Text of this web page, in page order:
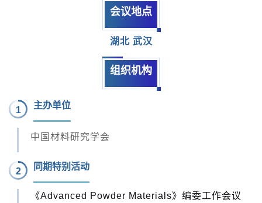
会议地点
湖北 武汉
组织机构
1 主办单位
中国材料研究学会
2 同期特别活动
《Advanced Powder Materials》编委工作会议